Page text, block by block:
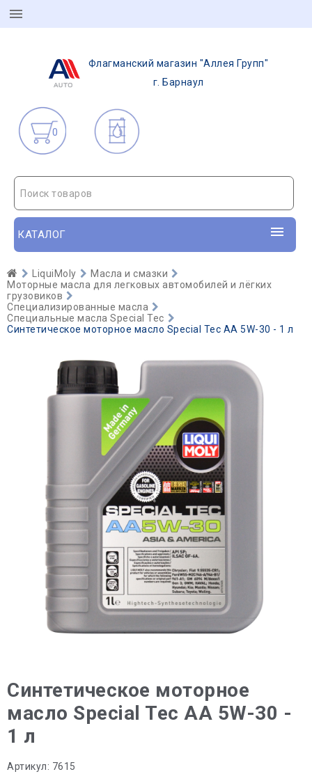
Флагманский магазин "Аллея Групп"
г. Барнаул
0
Поиск товаров
КАТАЛОГ
LiquiMoly
Масла и смазки
Моторные масла для легковых автомобилей и лёгких
грузовиков
Специализированные масла
Специальные масла Special Tec
Синтетическое моторное масло Special Tec AA 5W-30 - 1 л
Синтетическое моторное
масло Special Tec AA 5W-30 -
1 л
Артикул: 7615